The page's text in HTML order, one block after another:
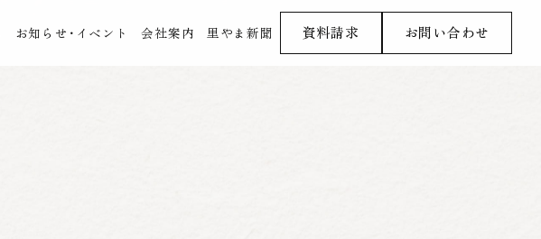
お知らせ・イベント 会社案内 里やま新聞 資料請求 お問い合わせ